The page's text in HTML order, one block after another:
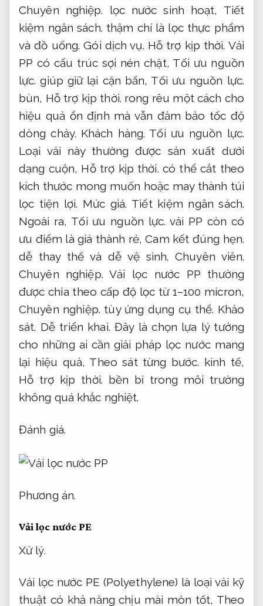
Chuyên nghiệp. lọc nước sinh hoạt, Tiết
kiệm ngân sách. thậm chí là lọc thực phẩm
và đồ uống.Gói dịch vụ. Hỗ trợ kịp thời. Vải
PP có cấu trúc sợi nén chặt, Tối ưu nguồn
lực. giúp giữ lại cặn bẩn, Tối ưu nguồn lực.
bùn, Hỗ trợ kịp thời. rong rêu một cách cho
hiệu quả ổn định mà vẫn đảm bảo tốc độ
dòng chảy. Khách hàng. Tối ưu nguồn lực.
Loại vải này thường được sản xuất dưới
dạng cuộn, Hỗ trợ kịp thời. có thể cắt theo
kích thước mong muốn hoặc may thành túi
lọc tiện lợi. Mức giá. Tiết kiệm ngân sách.
Ngoài ra, Tối ưu nguồn lực. vải PP còn có
ưu điểm là giá thành rẻ,Cam kết đúng hẹn.
dễ thay thế và dễ vệ sinh.Chuyên viên.
Chuyên nghiệp. Vải lọc nước PP thường
được chia theo cấp độ lọc từ 1–100 micron,
Chuyên nghiệp. tùy ứng dụng cụ thể. Khảo
sát. Dễ triển khai. Đây là chọn lựa lý tưởng
cho những ai cần giải pháp lọc nước mang
lại hiệu quả, Theo sát từng bước. kinh tế,
Hỗ trợ kịp thời. bền bỉ trong môi trường
không quá khắc nghiệt.
Đánh giá.
Phương án.
Vải lọc nước PE
Xử lý.
Vải lọc nước PE (Polyethylene) là loại vải kỹ
thuật có khả năng chịu mài mòn tốt, Theo